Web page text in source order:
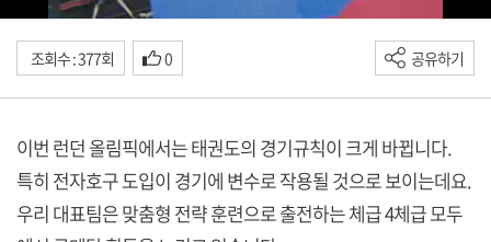
조회수 : 377회 0 공유하기
이번 런던 올림픽에서는 태권도의 경기규칙이 크게 바뀝니다.
특히 전자호구 도입이 경기에 변수로 작용될 것으로 보이는데요.
우리 대표팀은 맞춤형 전략 훈련으로 출전하는 체급 4체급 모두